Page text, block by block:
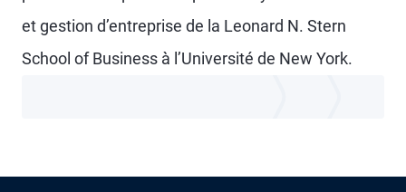
et gestion d’entreprise de la Leonard N. Stern
School of Business à l’Université de New York.